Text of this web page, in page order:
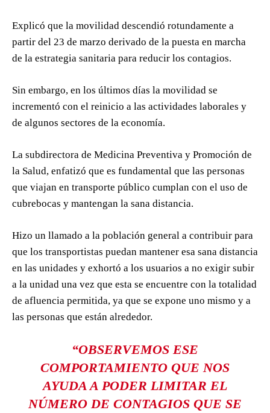
Explicó que la movilidad descendió rotundamente a
partir del 23 de marzo derivado de la puesta en marcha
de la estrategia sanitaria para reducir los contagios.
Sin embargo, en los últimos días la movilidad se
incrementó con el reinicio a las actividades laborales y
de algunos sectores de la economía.
La subdirectora de Medicina Preventiva y Promoción de
la Salud, enfatizó que es fundamental que las personas
que viajan en transporte público cumplan con el uso de
cubrebocas y mantengan la sana distancia.
Hizo un llamado a la población general a contribuir para
que los transportistas puedan mantener esa sana distancia
en las unidades y exhortó a los usuarios a no exigir subir
a la unidad una vez que esta se encuentre con la totalidad
de afluencia permitida, ya que se expone uno mismo y a
las personas que están alrededor.
“OBSERVEMOS ESE
COMPORTAMIENTO QUE NOS
AYUDA A PODER LIMITAR EL
NÚMERO DE CONTAGIOS QUE SE